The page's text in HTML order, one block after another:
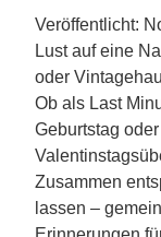
Veröffentlicht:
Lust auf eine
oder
Ob als Last
Geburtstag
Zusammen
lassen –